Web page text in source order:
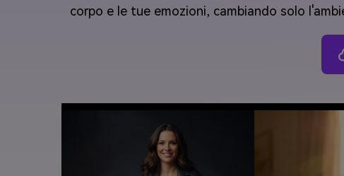
corpo e le tue emozioni, cambiando solo